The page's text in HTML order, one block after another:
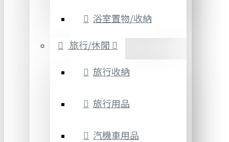
浴室置物/收納
旅行/休閒
旅行收納
旅行用品
汽機車用品